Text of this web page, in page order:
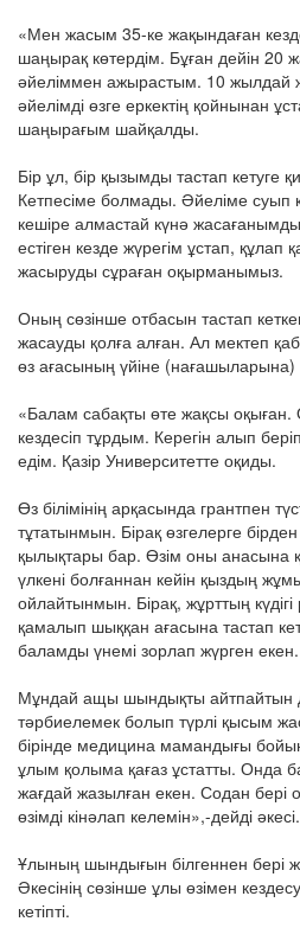
«Мен жасым 35-ке жақындаған
шаңырақ көтердім. Бұған дейін 20
әйеліммен ажырастым. 10 жылдай
әйелімді өзге еркектің қойнынан
шаңырағым шайқалды.
Бір ұл, бір қызымды тастап кетуге
Кетпесіме болмады. Әйеліме суып
кешіре алмастай күнә
естіген кезде жүрегім ұстап, құлап
жасыруды сұраған оқырманымыз.
Оның сөзінше отбасын тастап
жасауды қолға алған. Ал мектеп
өз ағасының үйіне (нағашыларына)
«Балам сабақты өте жақсы оқыған.
кездесіп тұрдым. Керегін алып
едім. Қазір Университетте оқиды.
Өз білімінің арқасында грантпен
тұтатынмын. Бірақ өзгелерге бірден
қылықтары бар. Өзім оны анасына
үлкені болғаннан кейін қыздың
ойлайтынмын. Бірақ, жұрттың
қамалып шыққан ағасына тастап
баламды үнемі зорлап жүрген
Мұндай ащы шындықты айтпайтын
тәрбиелемек болып түрлі қысым
бірінде медицина мамандығы
ұлым қолыма қағаз ұстатты. Онда
жағдай жазылған екен. Содан бері
өзімді кінәлап келемін»,-дейді әкесі.
Ұлының шындығын білгеннен бері
Әкесінің сөзінше ұлы өзімен
кетіпті.